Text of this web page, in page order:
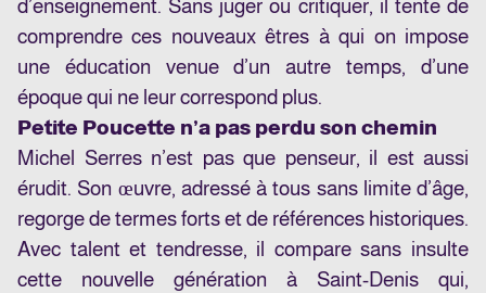
d’enseignement. Sans juger ou critiquer, il tente de
comprendre ces nouveaux êtres à qui on impose
une éducation venue d’un autre temps, d’une
époque qui ne leur correspond plus.
Petite Poucette n’a pas perdu son chemin
Michel Serres n’est pas que penseur, il est aussi
érudit. Son œuvre, adressé à tous sans limite d’âge,
regorge de termes forts et de références historiques.
Avec talent et tendresse, il compare sans insulte
cette nouvelle génération à Saint-Denis qui,